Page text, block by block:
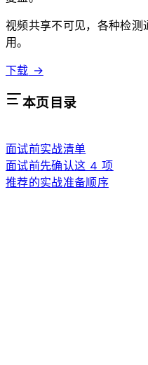
视频共享不可见，各种检
用。
下载 →
本页目录
面试前实战清单
面试前先确认这 4 项
推荐的实战准备顺序